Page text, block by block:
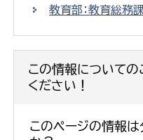
教育部：教育総務
この情報についての
ください！
このページの情報